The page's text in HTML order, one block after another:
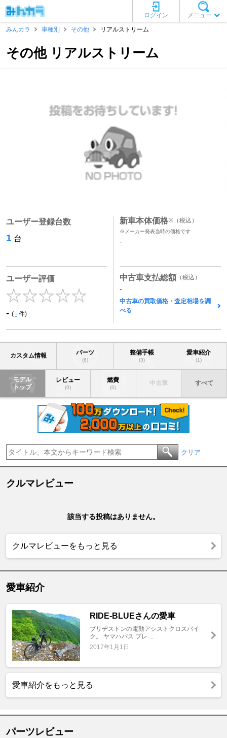
メニュー
ログイン
みんカラ
車種別 その他 リアルストリーム
その他 リアルストリーム
ユーザー登録台数
1 台
ユーザー評価
- ( - 件)
新車本体価格※ （税込）
※メーカー発表当時の価格です
-
中古車支払総額 （税込）
-
中古車の買取価格・査定相場を調
べる
カスタム情報 パーツ
(6)
整備手帳
(3)
愛車紹介
(1)
モデル
トップ
レビュー
(0)
燃費
(0)
中古車 すべて
クリア
クルマレビュー
該当する投稿はありません。
クルマレビューをもっと見る
愛車紹介
RIDE-BLUEさんの愛車
ブリヂストンの電動アシストクロスバイ
ク。 ヤマハパス ブレ ...
2017年1月1日
愛車紹介をもっと見る
パーツレビュー